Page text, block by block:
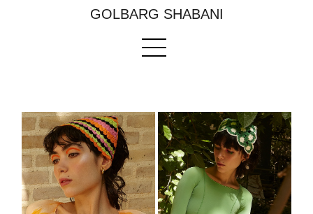
GOLBARG SHABANI